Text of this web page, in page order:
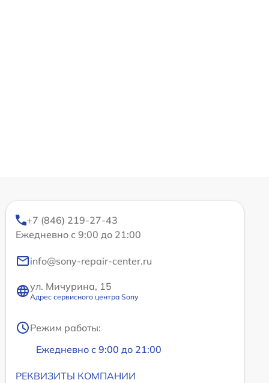
+7 (846) 219-27-43
Ежедневно с 9:00 до 21:00
info@sony-repair-center.ru
ул. Мичурина, 15
Адрес сервисного центра Sony
Режим работы:
Ежедневно с 9:00 до 21:00
РЕКВИЗИТЫ КОМПАНИИ